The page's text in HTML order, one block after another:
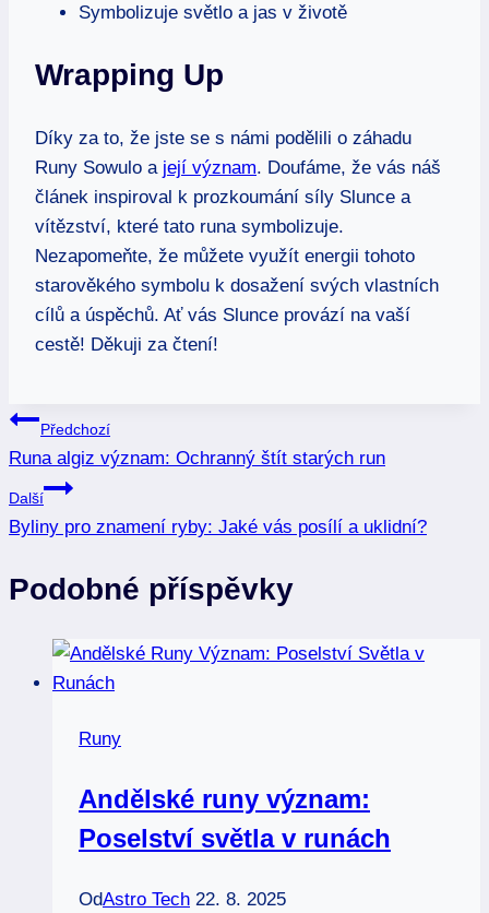
Symbolizuje světlo a jas v životě
Wrapping Up
Díky za to, že jste se s námi podělili o záhadu
Runy Sowulo a její význam. Doufáme, že vás náš
článek inspiroval k prozkoumání síly Slunce a
vítězství, které tato runa symbolizuje.
Nezapomeňte, že můžete využít energii tohoto
starověkého symbolu k dosažení svých vlastních
cílů a úspěchů. Ať vás Slunce provází na vaší
cestě! Děkuji za čtení!
Navigace
pro
příspěvek
Předchozí
Runa algiz význam: Ochranný štít starých run
Další
Byliny pro znamení ryby: Jaké vás posílí a uklidní?
Podobné příspěvky
Runy
Andělské runy význam:
Poselství světla v runách
OdAstro Tech 22. 8. 2025